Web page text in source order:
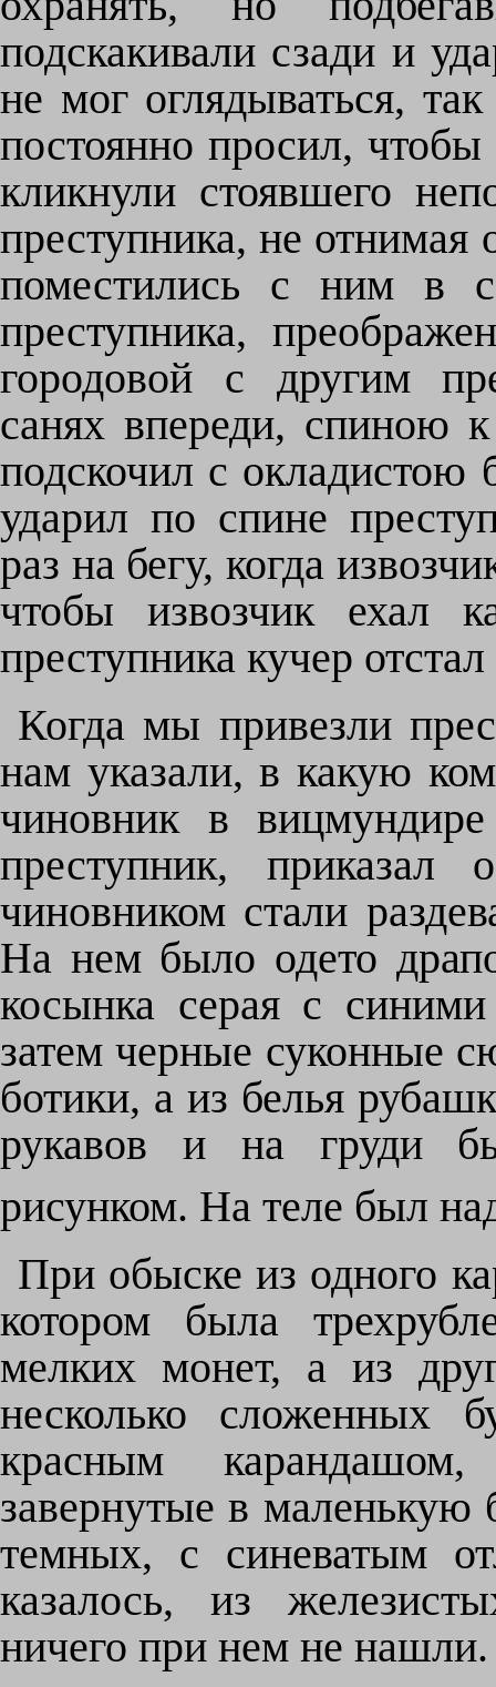
подскакивали сзади и
не мог оглядываться,
постоянно просил,
кликнули стоявшего
преступника, не отнимая
поместились с ним в
преступника,
городовой с другим
санях впереди, спиною
подскочил с
ударил по спине
раз на бегу, когда
чтобы извозчик ехал
преступника кучер
Когда мы привезли
нам указали, в какую
чиновник в
преступник,
чиновником стали
На нем было одето
косынка серая с
затем черные суконные
ботики, а из белья
рукавов и на груди
рисунком. На теле был
При обыске из одного
котором была
мелких монет, а из
несколько сложенных
красным
завернутые в маленькую
темных, с синеватым
казалось, из
ничего при нем не